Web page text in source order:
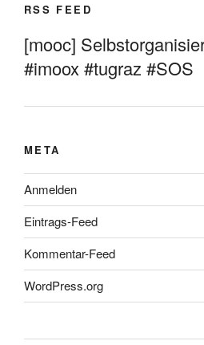
RSS FEED
[mooc]
#imoox #tugraz #SOS
META
Anmelden
Eintrags-Feed
Kommentar-Feed
WordPress.org